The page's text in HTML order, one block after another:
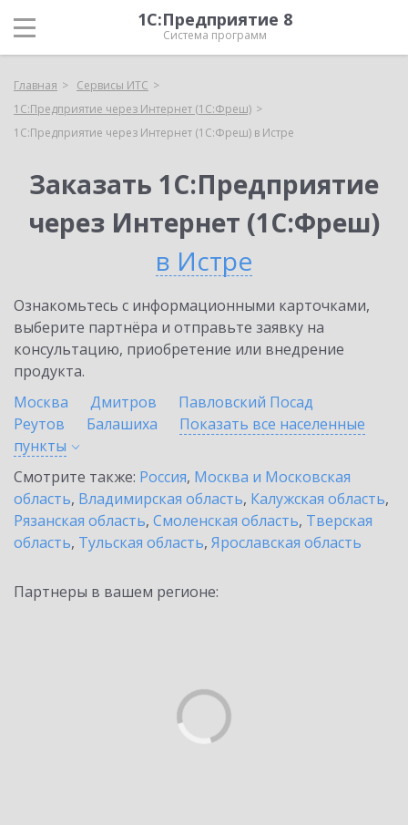
1С:Предприятие 8
Система программ
Главная
Сервисы ИТС
1С:Предприятие через Интернет (1С:Фреш)
1С:Предприятие через Интернет (1С:Фреш) в Истре
Заказать 1С:Предприятие
через Интернет (1С:Фреш)
в Истре
Ознакомьтесь с информационными карточками,
выберите партнёра и отправьте заявку на
консультацию, приобретение или внедрение
продукта.
Москва
Дмитров
Павловский Посад
Реутов
Балашиха
Показать все населенные
пункты
Смотрите также: Россия, Москва и Московская
область, Владимирская область, Калужская область,
Рязанская область, Смоленская область, Тверская
область, Тульская область, Ярославская область
Партнеры в вашем регионе: